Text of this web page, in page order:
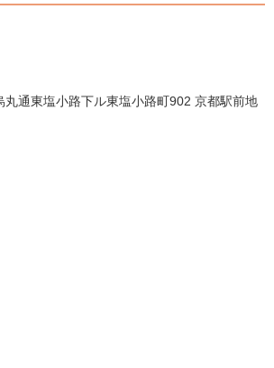
丸通東塩小路下ル東塩小路町902 京都駅前地